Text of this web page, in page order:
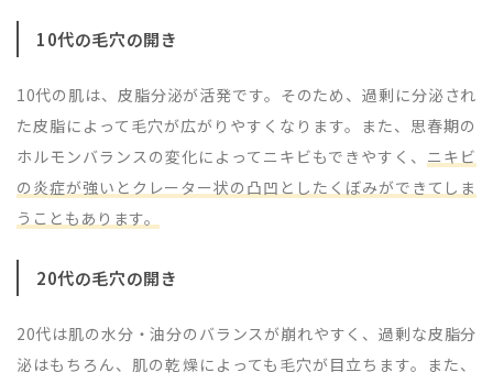
10代の毛穴の開き
10代の肌は、皮脂分泌が活発です。そのため、過剰に分泌され
た皮脂によって毛穴が広がりやすくなります。また、思春期の
ホルモンバランスの変化によってニキビもできやすく、 ニキビ
の炎症が強いとクレーター状の凸凹としたくぼみができてしま
うこともあります。
20代の毛穴の開き
20代は肌の水分・油分のバランスが崩れやすく、過剰な皮脂分
泌はもちろん、肌の乾燥によっても毛穴が目立ちます。また、